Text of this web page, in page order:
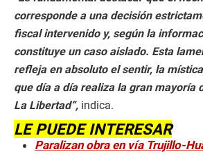
corresponde a una decisión
fiscal intervenido y, según la
constituye un caso aislado. Esta
refleja en absoluto el sentir, la
que día a día realiza la gran mayoría
La Libertad”, indica.
LE PUEDE INTERESAR
Paralizan obra en vía Trujillo-